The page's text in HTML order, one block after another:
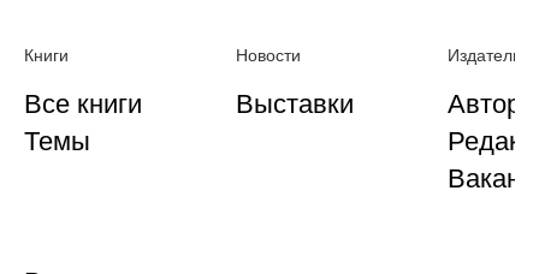
Книги
Все книги
Темы
Новости
Выставки